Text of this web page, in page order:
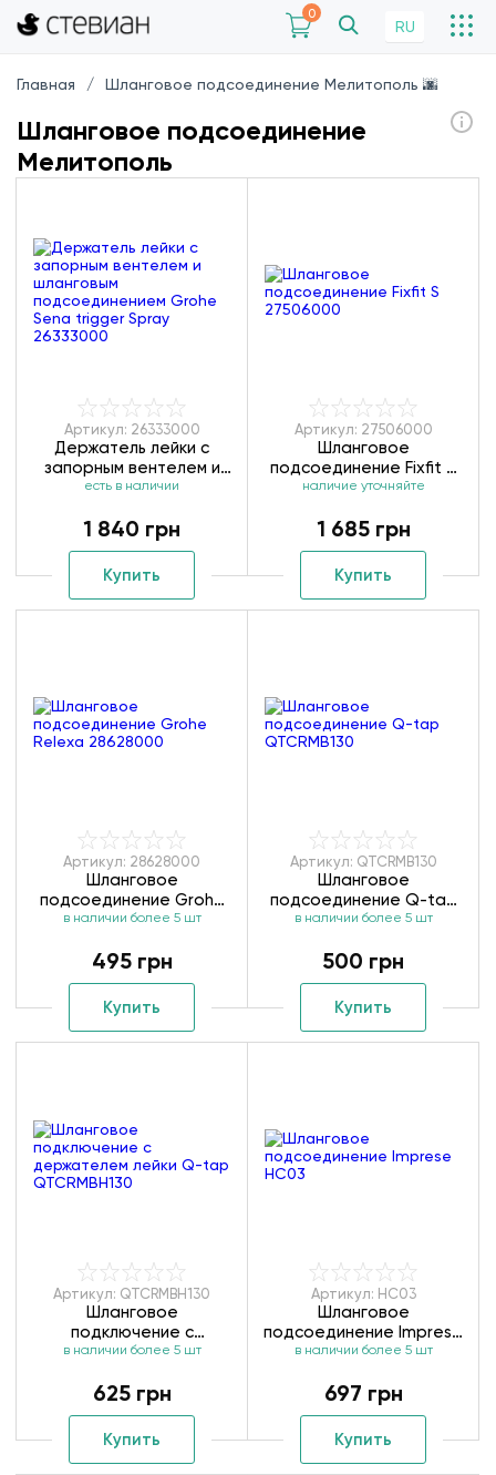
0
RU
Главная Шланговое подсоединение Мелитополь 🌆
Шланговое подсоединение
Мелитополь
Артикул: 26333000
Держатель лейки с
запорным вентелем и
шланговым
Sena trigger Spray
26333000
есть в наличии
1 840 грн
Купить
Артикул: 27506000
Шланговое
подсоединение Fixfit S
27506000
наличие уточняйте
1 685 грн
Купить
Артикул: 28628000
Шланговое
подсоединение Grohe
Relexa 28628000
в наличии более 5 шт
495 грн
Купить
Артикул: QTCRMB130
Шланговое
подсоединение Q-tap
QTCRMB130
в наличии более 5 шт
500 грн
Купить
Артикул: QTCRMBH130
Шланговое
подключение с
держателем лейки Q-
в наличии более 5 шт
625 грн
Купить
Артикул: HC03
Шланговое
подсоединение Imprese
HC03
в наличии более 5 шт
697 грн
Купить